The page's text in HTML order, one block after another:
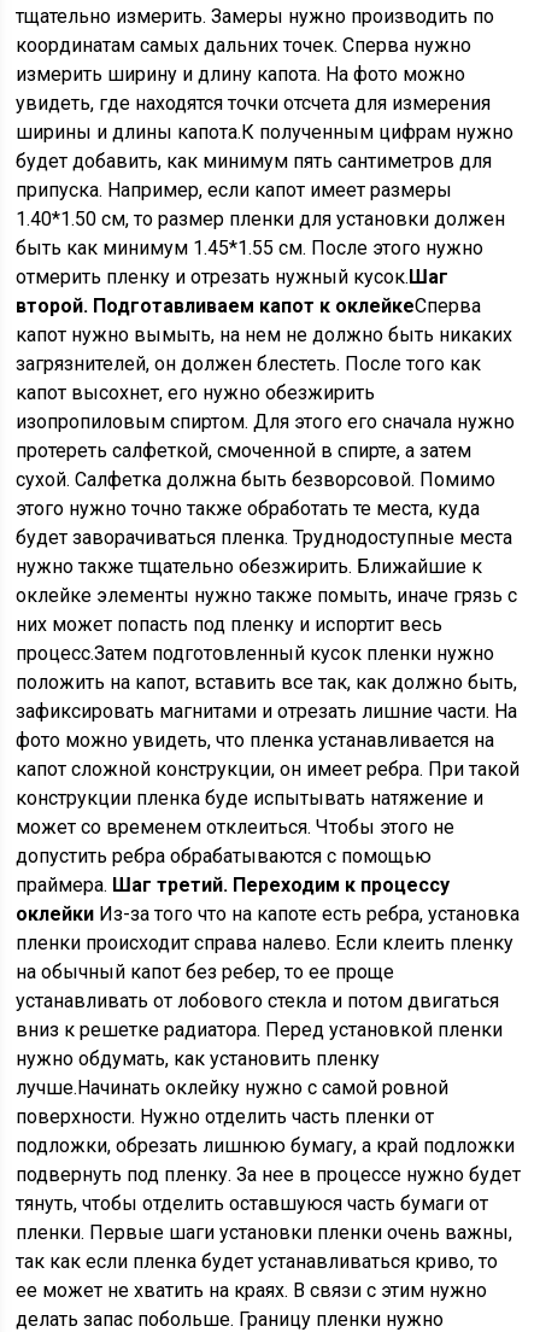
тщательно измерить. Замеры нужно производить по
координатам самых дальних точек. Сперва нужно
измерить ширину и длину капота. На фото можно
увидеть, где находятся точки отсчета для измерения
ширины и длины капота.К полученным цифрам нужно
будет добавить, как минимум пять сантиметров для
припуска. Например, если капот имеет размеры
1.40*1.50 см, то размер пленки для установки должен
быть как минимум 1.45*1.55 см. После этого нужно
отмерить пленку и отрезать нужный кусок.Шаг
второй. Подготавливаем капот к оклейкеСперва
капот нужно вымыть, на нем не должно быть никаких
загрязнителей, он должен блестеть. После того как
капот высохнет, его нужно обезжирить
изопропиловым спиртом. Для этого его сначала нужно
протереть салфеткой, смоченной в спирте, а затем
сухой. Салфетка должна быть безворсовой. Помимо
этого нужно точно также обработать те места, куда
будет заворачиваться пленка. Труднодоступные места
нужно также тщательно обезжирить. Ближайшие к
оклейке элементы нужно также помыть, иначе грязь с
них может попасть под пленку и испортит весь
процесс.Затем подготовленный кусок пленки нужно
положить на капот, вставить все так, как должно быть,
зафиксировать магнитами и отрезать лишние части. На
фото можно увидеть, что пленка устанавливается на
капот сложной конструкции, он имеет ребра. При такой
конструкции пленка буде испытывать натяжение и
может со временем отклеиться. Чтобы этого не
допустить ребра обрабатываются с помощью
праймера. Шаг третий. Переходим к процессу
оклейки Из-за того что на капоте есть ребра, установка
пленки происходит справа налево. Если клеить пленку
на обычный капот без ребер, то ее проще
устанавливать от лобового стекла и потом двигаться
вниз к решетке радиатора. Перед установкой пленки
нужно обдумать, как установить пленку
лучше.Начинать оклейку нужно с самой ровной
поверхности. Нужно отделить часть пленки от
подложки, обрезать лишнюю бумагу, а край подложки
подвернуть под пленку. За нее в процессе нужно будет
тянуть, чтобы отделить оставшуюся часть бумаги от
пленки. Первые шаги установки пленки очень важны,
так как если пленка будет устанавливаться криво, то
ее может не хватить на краях. В связи с этим нужно
делать запас побольше. Границу пленки нужно